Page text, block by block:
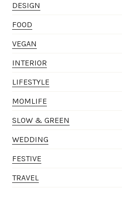
DESIGN
FOOD
VEGAN
INTERIOR
LIFESTYLE
MOMLIFE
SLOW & GREEN
WEDDING
FESTIVE
TRAVEL